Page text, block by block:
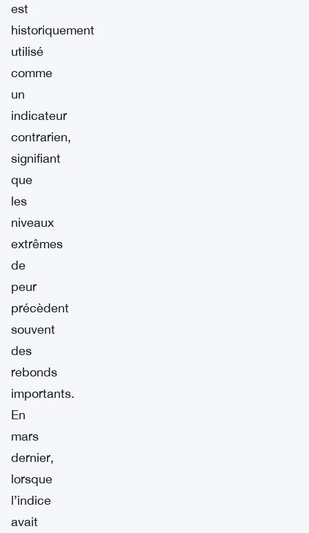
est
historiquement
utilisé
comme
un
indicateur
contrarien,
signifiant
que
les
niveaux
extrêmes
de
peur
précèdent
souvent
des
rebonds
importants.
En
mars
dernier,
lorsque
l’indice
avait